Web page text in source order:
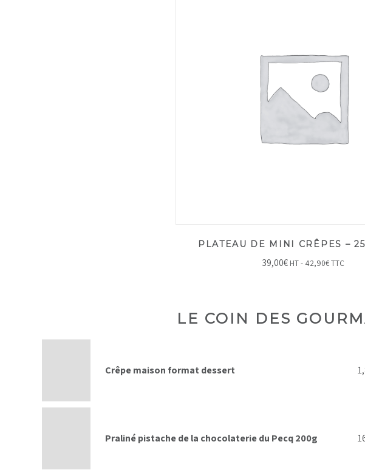
PLATEAU DE MINI CRÊPES –
39,00€ HT - 42,90€TTC
LE COIN DES
Crêpe maison format dessert
Praliné pistache de la chocolaterie du Pecq 200g